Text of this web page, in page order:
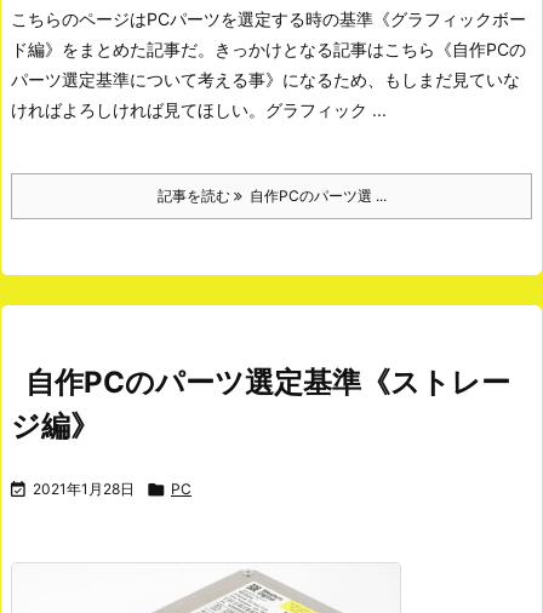
こちらのページはPCパーツを選定する時の基準《グラフィックボー
ド編》をまとめた記事だ。きっかけとなる記事はこちら《自作PCの
パーツ選定基準について考える事》になるため、もしまだ見ていな
ければよろしければ見てほしい。 グラフィック ...
記事を読む 自作PCのパーツ選 ...
自作PCのパーツ選定基準《ストレー
ジ編》
 2021年1月28日  PC